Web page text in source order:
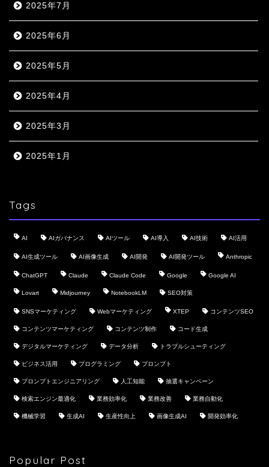
2025年7月
2025年6月
2025年5月
2025年4月
2025年3月
2025年1月
Tags
AI AIガバナンス AIツール AI導入 AI技術 AI活用
AI生成ツール AI画像生成 AI開発 AI開発ツール Anthropic
ChatGPT Claude Claude Code Google Google AI
Lovart Midjourney NotebookLM SEO対策
SNSマーケティング Webマーケティング XTEP コンテンツSEO
コンテンツマーケティング コンテンツ制作 コード生成
デジタルマーケティング データ分析 トラブルシューティング
ビジネス活用 プログラミング プロンプト
プロンプトエンジニアリング 人工知能 抽選キャンペーン
検索エンジン最適化 業務効率化 業務改善 業務自動化
機械学習 生成AI 生産性向上 画像生成AI 開発効率化
Popular Post